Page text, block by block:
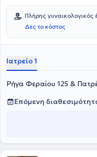
Πλήρης γυναικολογικός
Δες το κόστος
Ιατρείο 1
Ρήγα Φεραίου 125 &
Επόμενη